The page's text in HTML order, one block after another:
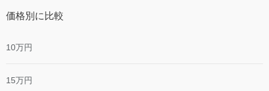
価格別に比較
10万円
15万円